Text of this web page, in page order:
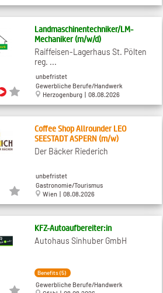
Landmaschinentechniker/LM-
Mechaniker (m/w/d)
Raiffeisen-Lagerhaus St. Pölten
reg. ...
unbefristet
Gewerbliche Berufe/Handwerk
Herzogenburg | 08.08.2026
Coffee Shop Allrounder LEO
SEESTADT ASPERN (m/w)
Der Bäcker Riederich
unbefristet
Gastronomie/Tourismus
Wien | 08.08.2026
KFZ-Autoaufbereiter:in
Autohaus Sinhuber GmbH
Benefits (5)
Gewerbliche Berufe/Handwerk